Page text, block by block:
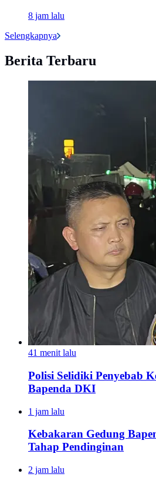
8 jam lalu
Selengkapnya
Berita Terbaru
41 menit lalu
Polisi Selidiki Penyebab
Bapenda DKI
1 jam lalu
Kebakaran Gedung
Tahap Pendinginan
2 jam lalu